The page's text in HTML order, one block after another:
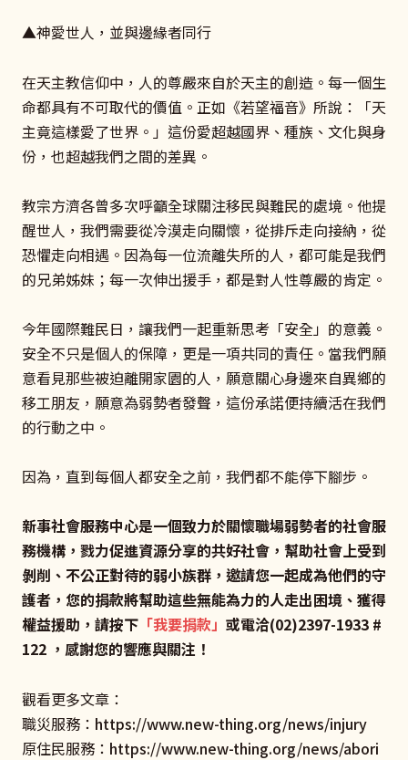
▲神愛世人，並與邊緣者同行
在天主教信仰中，人的尊嚴來自於天主的創造。每一個生
命都具有不可取代的價值。正如《若望福音》所說：「天
主竟這樣愛了世界。」這份愛超越國界、種族、文化與身
份，也超越我們之間的差異。
教宗方濟各曾多次呼籲全球關注移民與難民的處境。他提
醒世人，我們需要從冷漠走向關懷，從排斥走向接納，從
恐懼走向相遇。因為每一位流離失所的人，都可能是我們
的兄弟姊妹；每一次伸出援手，都是對人性尊嚴的肯定。
今年國際難民日，讓我們一起重新思考「安全」的意義。
安全不只是個人的保障，更是一項共同的責任。當我們願
意看見那些被迫離開家園的人，願意關心身邊來自異鄉的
移工朋友，願意為弱勢者發聲，這份承諾便持續活在我們
的行動之中。
因為，直到每個人都安全之前，我們都不能停下腳步。
新事社會服務中心是一個致力於關懷職場弱勢者的社會服
務機構，戮力促進資源分享的共好社會，幫助社會上受到
剝削、不公正對待的弱小族群，邀請您一起成為他們的守
護者，您的捐款將幫助這些無能為力的人走出困境、獲得
權益援助，請按下 「我要捐款」 或電洽(02)2397-1933 #
122 ，感謝您的響應與關注！
觀看更多文章：
職災服務： https://www.new-thing.org/news/injury
原住民服務： https://www.new-thing.org/news/abori